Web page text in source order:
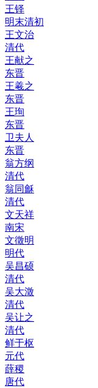
王铎
明末清初
王文治
清代
王献之
东晋
王羲之
东晋
王珣
东晋
卫夫人
东晋
翁方纲
清代
翁同龢
清代
文天祥
南宋
文徵明
明代
吴昌硕
清代
吴大澂
清代
吴让之
清代
鲜于枢
元代
薛稷
唐代